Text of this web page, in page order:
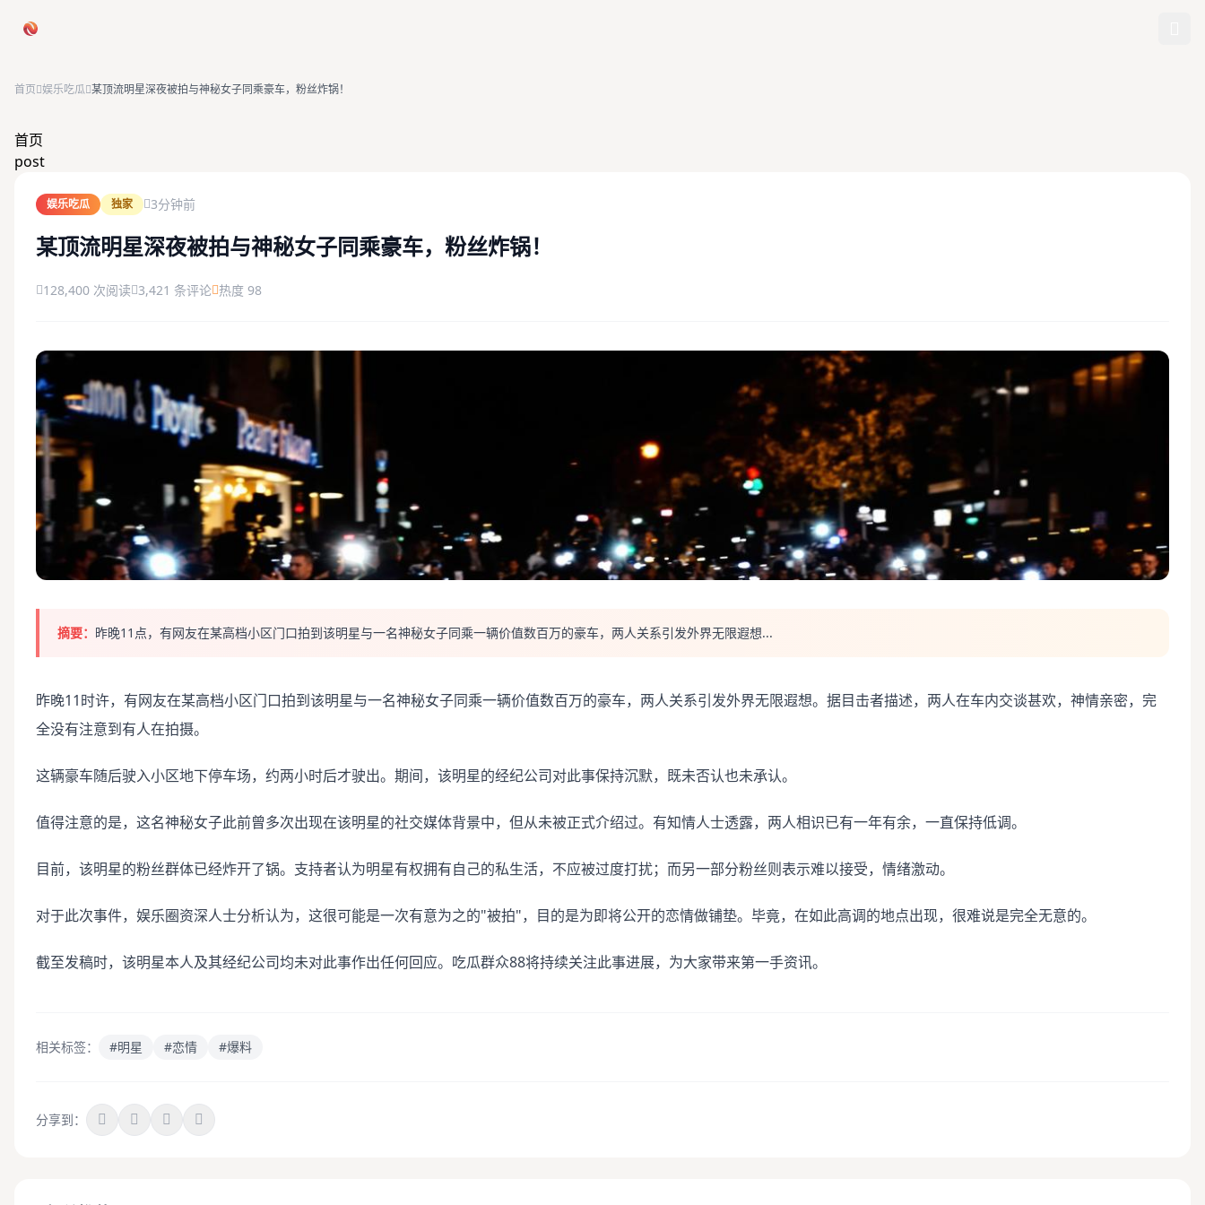
首页 娱乐吃瓜 某顶流明星深夜被拍与神秘女子同乘豪车，粉丝炸锅！
首页
post
娱乐吃瓜 独家 3分钟前
某顶流明星深夜被拍与神秘女子同乘豪车，粉丝炸锅！
128,400 次阅读 3,421 条评论 热度 98
摘要： 昨晚11点，有网友在某高档小区门口拍到该明星与一名神秘女子同乘一辆价值数百万的豪车，两人关系引发外界无限遐想...
昨晚11时许，有网友在某高档小区门口拍到该明星与一名神秘女子同乘一辆价值数百万的豪车，两人关系引发外界无限遐想。据目击者描述，两人在车内交谈甚欢，神情亲密，完
全没有注意到有人在拍摄。
这辆豪车随后驶入小区地下停车场，约两小时后才驶出。期间，该明星的经纪公司对此事保持沉默，既未否认也未承认。
值得注意的是，这名神秘女子此前曾多次出现在该明星的社交媒体背景中，但从未被正式介绍过。有知情人士透露，两人相识已有一年有余，一直保持低调。
目前，该明星的粉丝群体已经炸开了锅。支持者认为明星有权拥有自己的私生活，不应被过度打扰；而另一部分粉丝则表示难以接受，情绪激动。
对于此次事件，娱乐圈资深人士分析认为，这很可能是一次有意为之的"被拍"，目的是为即将公开的恋情做铺垫。毕竟，在如此高调的地点出现，很难说是完全无意的。
截至发稿时，该明星本人及其经纪公司均未对此事作出任何回应。吃瓜群众88将持续关注此事进展，为大家带来第一手资讯。
相关标签： #明星 #恋情 #爆料
分享到：